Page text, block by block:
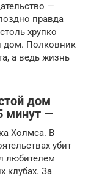
—
правда
хрупко
дом. Полковник
а ведь жизнь
дом
минут —
Холмса. В
убит
любителем
клубах. За